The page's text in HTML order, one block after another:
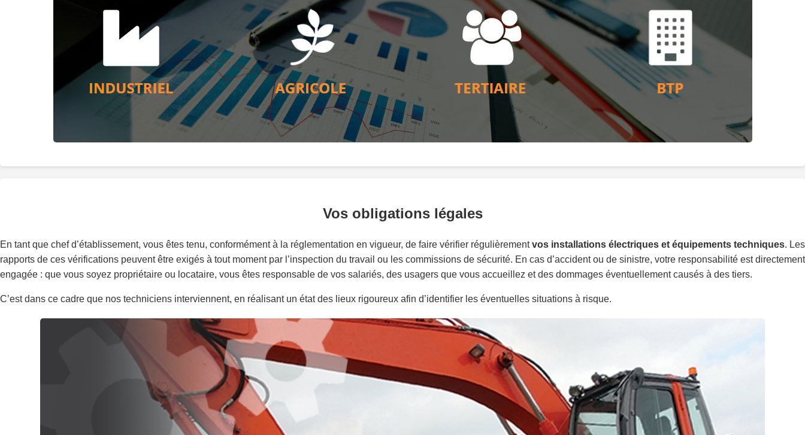
Vos obligations légales
En tant que chef d’établissement, vous êtes tenu, conformément à la réglementation en vigueur, de faire vérifier régulièrementvos installations électriques et équipements techniques. Les
rapports de ces vérifications peuvent être exigés à tout moment par l’inspection du travail ou les commissions de sécurité. En cas d’accident ou de sinistre, votre responsabilité est directement
engagée : que vous soyez propriétaire ou locataire, vous êtes responsable de vos salariés, des usagers que vous accueillez et des dommages éventuellement causés à des tiers.
C’est dans ce cadre que nos techniciens interviennent, en réalisant un état des lieux rigoureux afin d’identifier les éventuelles situations à risque.